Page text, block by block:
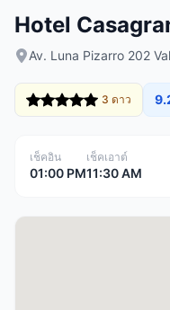
Hotel
Av. Luna Pizarro 202
3 ดาว
เช็คอิน
01:00 PM
เช็คเอาต์
11:30 AM